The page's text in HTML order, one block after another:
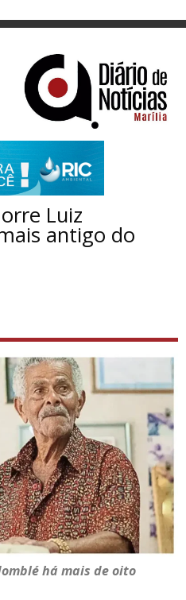
Luiz
antigo do
há mais de oito